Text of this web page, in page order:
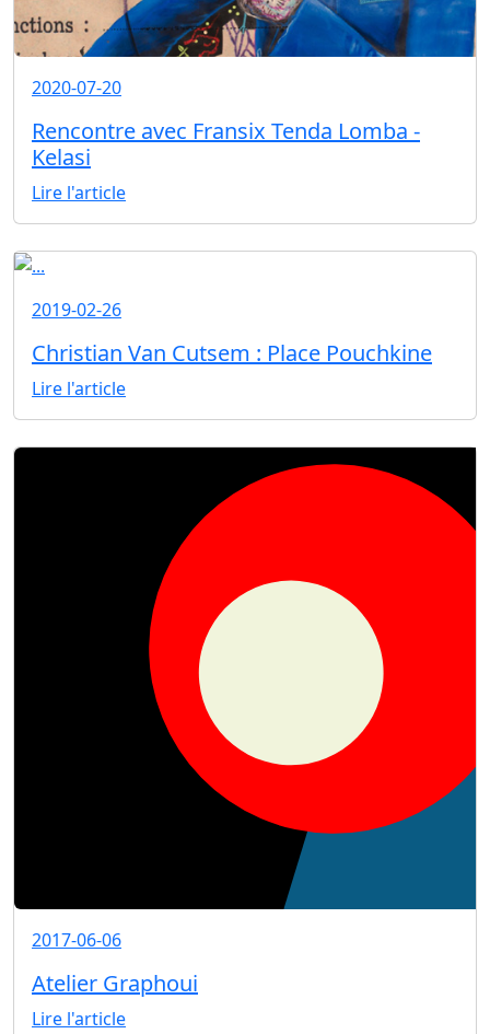
2020-07-20
Rencontre avec Fransix Tenda Lomba -
Kelasi
Lire l'article
2019-02-26
Christian Van Cutsem : Place Pouchkine
Lire l'article
2017-06-06
Atelier Graphoui
Lire l'article